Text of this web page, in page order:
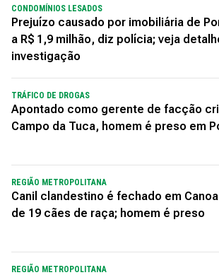
CONDOMÍNIOS LESADOS
Prejuízo causado por imobiliária de
a R$ 1,9 milhão, diz polícia; veja
investigação
TRÁFICO DE DROGAS
Apontado como gerente de facção
Campo da Tuca, homem é preso em
REGIÃO METROPOLITANA
Canil clandestino é fechado em
de 19 cães de raça; homem é preso
REGIÃO METROPOLITANA